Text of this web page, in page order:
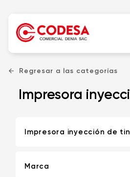
Regresar a las categorías
Impresora
Impresora inyección de
Marca